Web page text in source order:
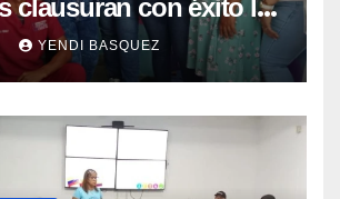
clausuran con éxito la
de la Lactancia
YENDI BASQUEZ